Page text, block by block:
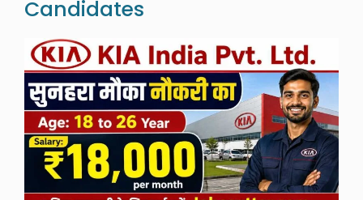
Candidates